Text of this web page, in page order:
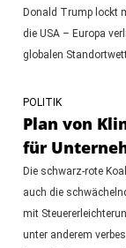
Donald Trump lockt
die USA – Europa
globalen
POLITIK
Plan von
für
Die schwarz-rote
auch die
mit
unter anderem